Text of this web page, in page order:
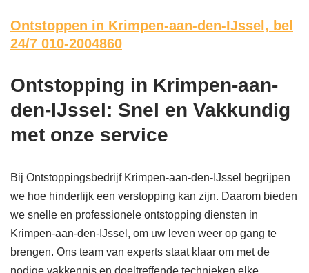
Ontstoppen in Krimpen-aan-den-IJssel, bel
24/7 010-2004860
Ontstopping in Krimpen-aan-
den-IJssel: Snel en Vakkundig
met onze service
Bij Ontstoppingsbedrijf Krimpen-aan-den-IJssel begrijpen
we hoe hinderlijk een verstopping kan zijn. Daarom bieden
we snelle en professionele ontstopping diensten in
Krimpen-aan-den-IJssel, om uw leven weer op gang te
brengen. Ons team van experts staat klaar om met de
nodige vakkennis en doeltreffende technieken elke